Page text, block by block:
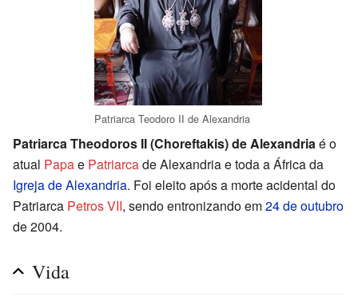
Patriarca Teodoro II de Alexandria
Patriarca Theodoros II (Choreftakis) de Alexandriaé o
atual Papae Patriarcade Alexandria e toda a África da
Igreja de Alexandria. Foi eleito após a morte acidental do
Patriarca Petros VII, sendo entronizando em24 de outubro
de 2004.
Vida